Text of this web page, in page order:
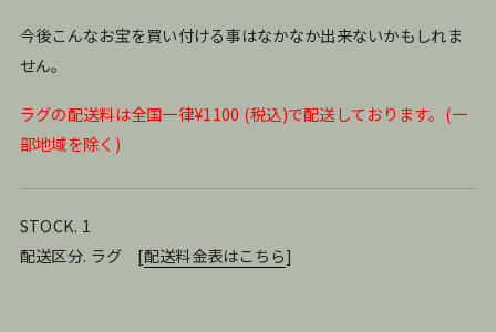
今後こんなお宝を買い付ける事はなかなか出来ないかもしれま
せん。
ラグの配送料は全国一律¥1100 (税込)で配送しております。(一
部地域を除く)
STOCK. 1
配送区分. ラグ [配送料金表はこちら]